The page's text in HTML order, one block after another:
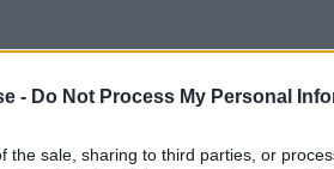
- Do Not Process My Personal
the sale, sharing to third parties, or
PÅ FACEBOOK